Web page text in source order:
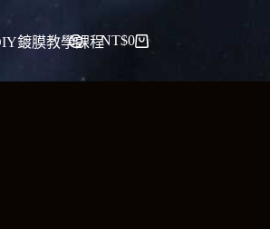
鍍膜教學課程
購
NT$0